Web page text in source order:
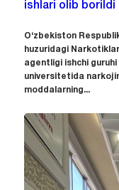
ishlari olib borildi
O‘zbekiston
huzuridagi
agentligi ishchi
universitetida
moddalarning...